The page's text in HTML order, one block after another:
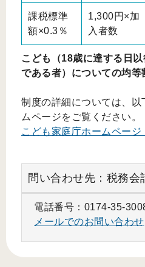
課税標準
額×0.3％
1,300円×加
入者数
こども（18歳に達する日
である者）についての均等
制度の詳細については、以
ムページをご覧ください。
こども家庭庁ホームページ
問い合わせ先：税務会
電話番号：0174-35-
メールでのお問い合わせ